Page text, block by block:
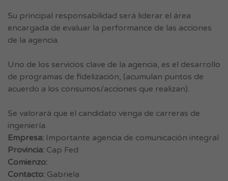
Su principal responsabilidad será liderar el área
encargada de evaluar la performance de las acciones
de la agencia.
Uno de los servicios clave de la agencia, es el desarrollo
de programas de fidelización, (acumulan puntos de
acuerdo a los consumos/acciones que realizan).
Se valorará que el candidato venga de carreras de
ingeniería.
Empresa: Importante agencia de comunicación integral
Provincia: Cap Fed
Comienzo:
Contacto: Gabriela